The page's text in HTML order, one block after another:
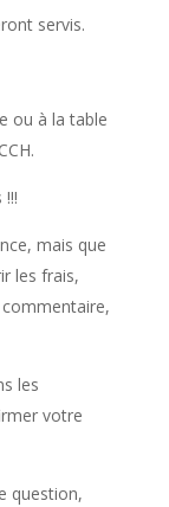
servis.
ou à la table
mais que
les frais,
commentaire,
les
votre
question,